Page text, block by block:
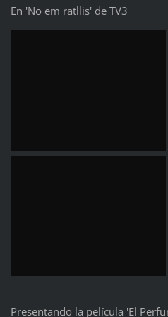
En 'No em ratllis' de TV3
Presentando la película 'El